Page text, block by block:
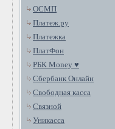
ОСМП
Платеж.ру
Платежка
ПлатФон
РБК Money ♥
Сбербанк Онлайн
Свободная касса
Связной
Уникасса